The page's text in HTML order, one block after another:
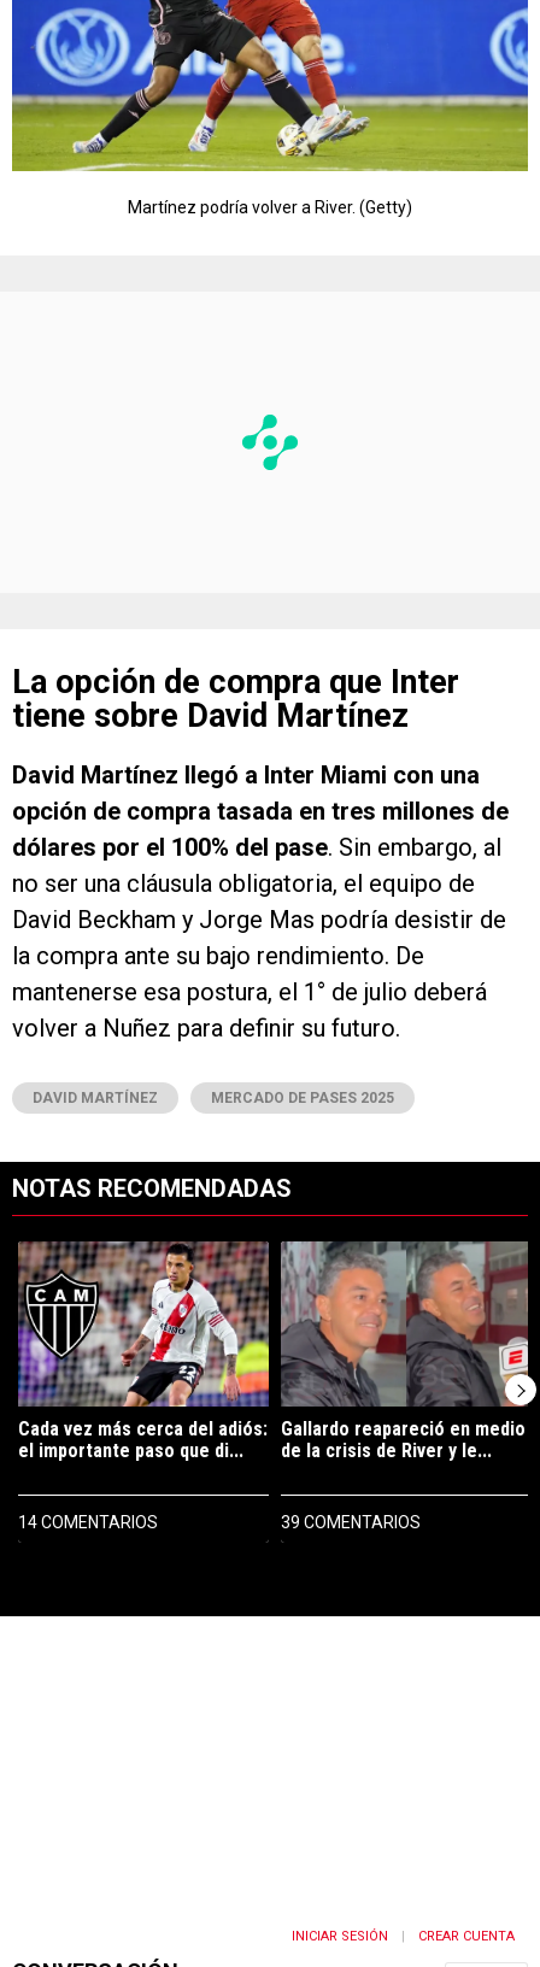
Martínez podría volver a River. (Getty)
La opción de compra que Inter
tiene sobre David Martínez
David Martínez llegó a Inter Miami con una
opción de compra tasada en tres millones de
dólares por el 100% del pase. Sin embargo, al
no ser una cláusula obligatoria, el equipo de
David Beckham y Jorge Mas podría desistir de
la compra ante su bajo rendimiento. De
mantenerse esa postura, el 1° de julio deberá
volver a Nuñez para definir su futuro.
DAVID MARTÍNEZ MERCADO DE PASES 2025
NOTAS RECOMENDADAS
Un artículo de tendencia con el título "Cada vez más cerca del
Cada vez más cerca del adiós:
el importante paso que di...
14 COMENTARIOS
Un artículo de tendencia con el
Gallardo reapareció en medio
de la crisis de River y le...
39 COMENTARIOS
INICIAR SESIÓN CREAR CUENTA